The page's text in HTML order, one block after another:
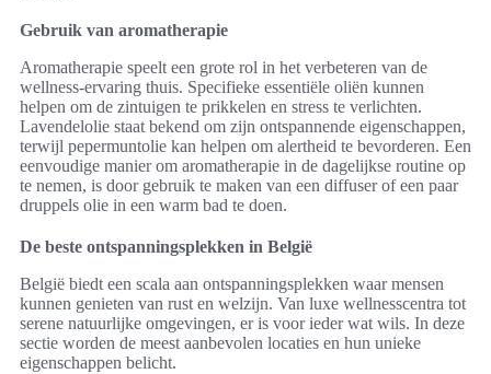
Gebruik van aromatherapie
Aromatherapie speelt een grote rol in het verbeteren van de
wellness-ervaring thuis. Specifieke essentiële oliën kunnen
helpen om de zintuigen te prikkelen en stress te verlichten.
Lavendelolie staat bekend om zijn ontspannende eigenschappen,
terwijl pepermuntolie kan helpen om alertheid te bevorderen. Een
eenvoudige manier om aromatherapie in de dagelijkse routine op
te nemen, is door gebruik te maken van een diffuser of een paar
druppels olie in een warm bad te doen.
De beste ontspanningsplekken in België
België biedt een scala aan ontspanningsplekken waar mensen
kunnen genieten van rust en welzijn. Van luxe wellnesscentra tot
serene natuurlijke omgevingen, er is voor ieder wat wils. In deze
sectie worden de meest aanbevolen locaties en hun unieke
eigenschappen belicht.